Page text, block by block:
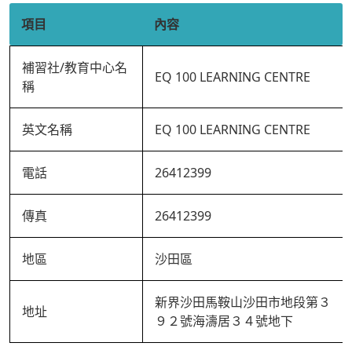
項目 內容
補習社/教育中心名
稱
EQ 100 LEARNING CENTRE
英文名稱 EQ 100 LEARNING CENTRE
電話 26412399
傳真 26412399
地區 沙田區
地址
新界沙田馬鞍山沙田市地段第３
９２號海濤居３４號地下